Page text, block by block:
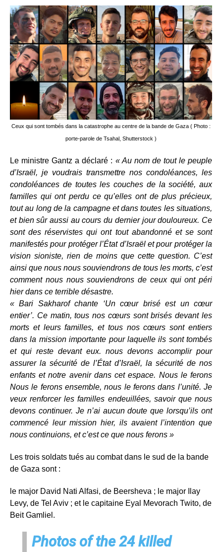
Ceux qui sont tombés dans la catastrophe au centre de la bande de Gaza ( Photo :
porte-parole de Tsahal, Shutterstock )
Le ministre Gantz a déclaré : « Au nom de tout le peuple
d’Israël, je voudrais transmettre nos condoléances, les
condoléances de toutes les couches de la société, aux
familles qui ont perdu ce qu’elles ont de plus précieux,
tout au long de la campagne et dans toutes les situations,
et bien sûr aussi au cours du dernier jour douloureux. Ce
sont des réservistes qui ont tout abandonné et se sont
manifestés pour protéger l’État d’Israël et pour protéger la
vision sioniste, rien de moins que cette question. C’est
ainsi que nous nous souviendrons de tous les morts, c’est
comment nous nous souviendrons de ceux qui ont péri
hier dans ce terrible désastre.
« Bari Sakharof chante ‘Un cœur brisé est un cœur
entier’. Ce matin, tous nos cœurs sont brisés devant les
morts et leurs familles, et tous nos cœurs sont entiers
dans la mission importante pour laquelle ils sont tombés
et qui reste devant eux. nous devons accomplir pour
assurer la sécurité de l’État d’Israël, la sécurité de nos
enfants et notre avenir dans cet espace. Nous le ferons
Nous le ferons ensemble, nous le ferons dans l’unité. Je
veux renforcer les familles endeuillées, savoir que nous
devons continuer. Je n’ai aucun doute que lorsqu’ils ont
commencé leur mission hier, ils avaient l’intention que
nous continuions, et c’est ce que nous ferons »
Les trois soldats tués au combat dans le sud de la bande
de Gaza sont :
le major David Nati Alfasi, de Beersheva ; le major Ilay
Levy, de Tel Aviv ; et le capitaine Eyal Mevorach Twito, de
Beit Gamliel.
Photos of the 24 killed